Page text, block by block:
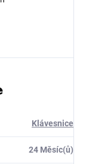
Klávesnice
24 Měsíc(ů)